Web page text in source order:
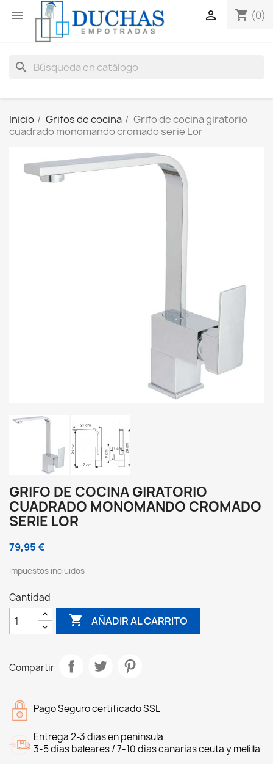
 shopping_cart (0)

search
Inicio Grifos de cocina
Grifo de cocina giratorio
cuadrado monomando cromado serie Lor
GRIFO DE COCINA GIRATORIO
CUADRADO MONOMANDO CROMADO
SERIE LOR
79,95 €
Impuestos incluidos
Cantidad
 AÑADIR AL CARRITO
Compartir
Pago Seguro certificado SSL
Entrega 2-3 dias en peninsula
3-5 dias baleares / 7-10 dias canarias ceuta y melilla